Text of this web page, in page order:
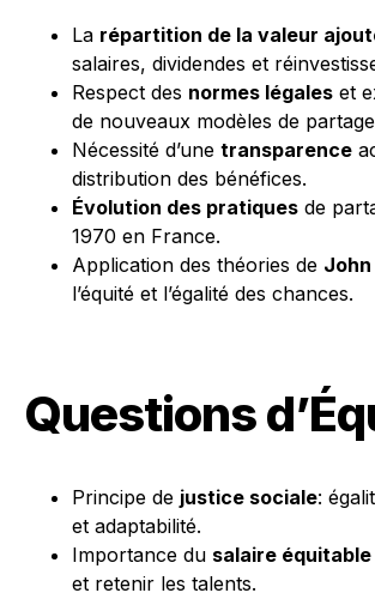
La répartition de la valeur
salaires, dividendes et
Respect des normes légales et
de nouveaux modèles de
Nécessité d’une transparence
distribution des bénéfices.
Évolution des pratiques de
1970 en France.
Application des théories de John
l’équité et l’égalité des chances.
Questions
Principe de justice sociale:
et adaptabilité.
Importance du salaire équitable
et retenir les talents.